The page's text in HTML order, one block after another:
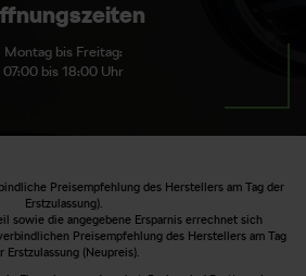
Montag bis Freitag:
07:00 bis 18:00 Uhr
Preisempfehlung des Herstellers am Tag der
Erstzulassung).
sowie die angegebene Ersparnis errechnet sich
Preisempfehlung des Herstellers am Tag
Erstzulassung (Neupreis).